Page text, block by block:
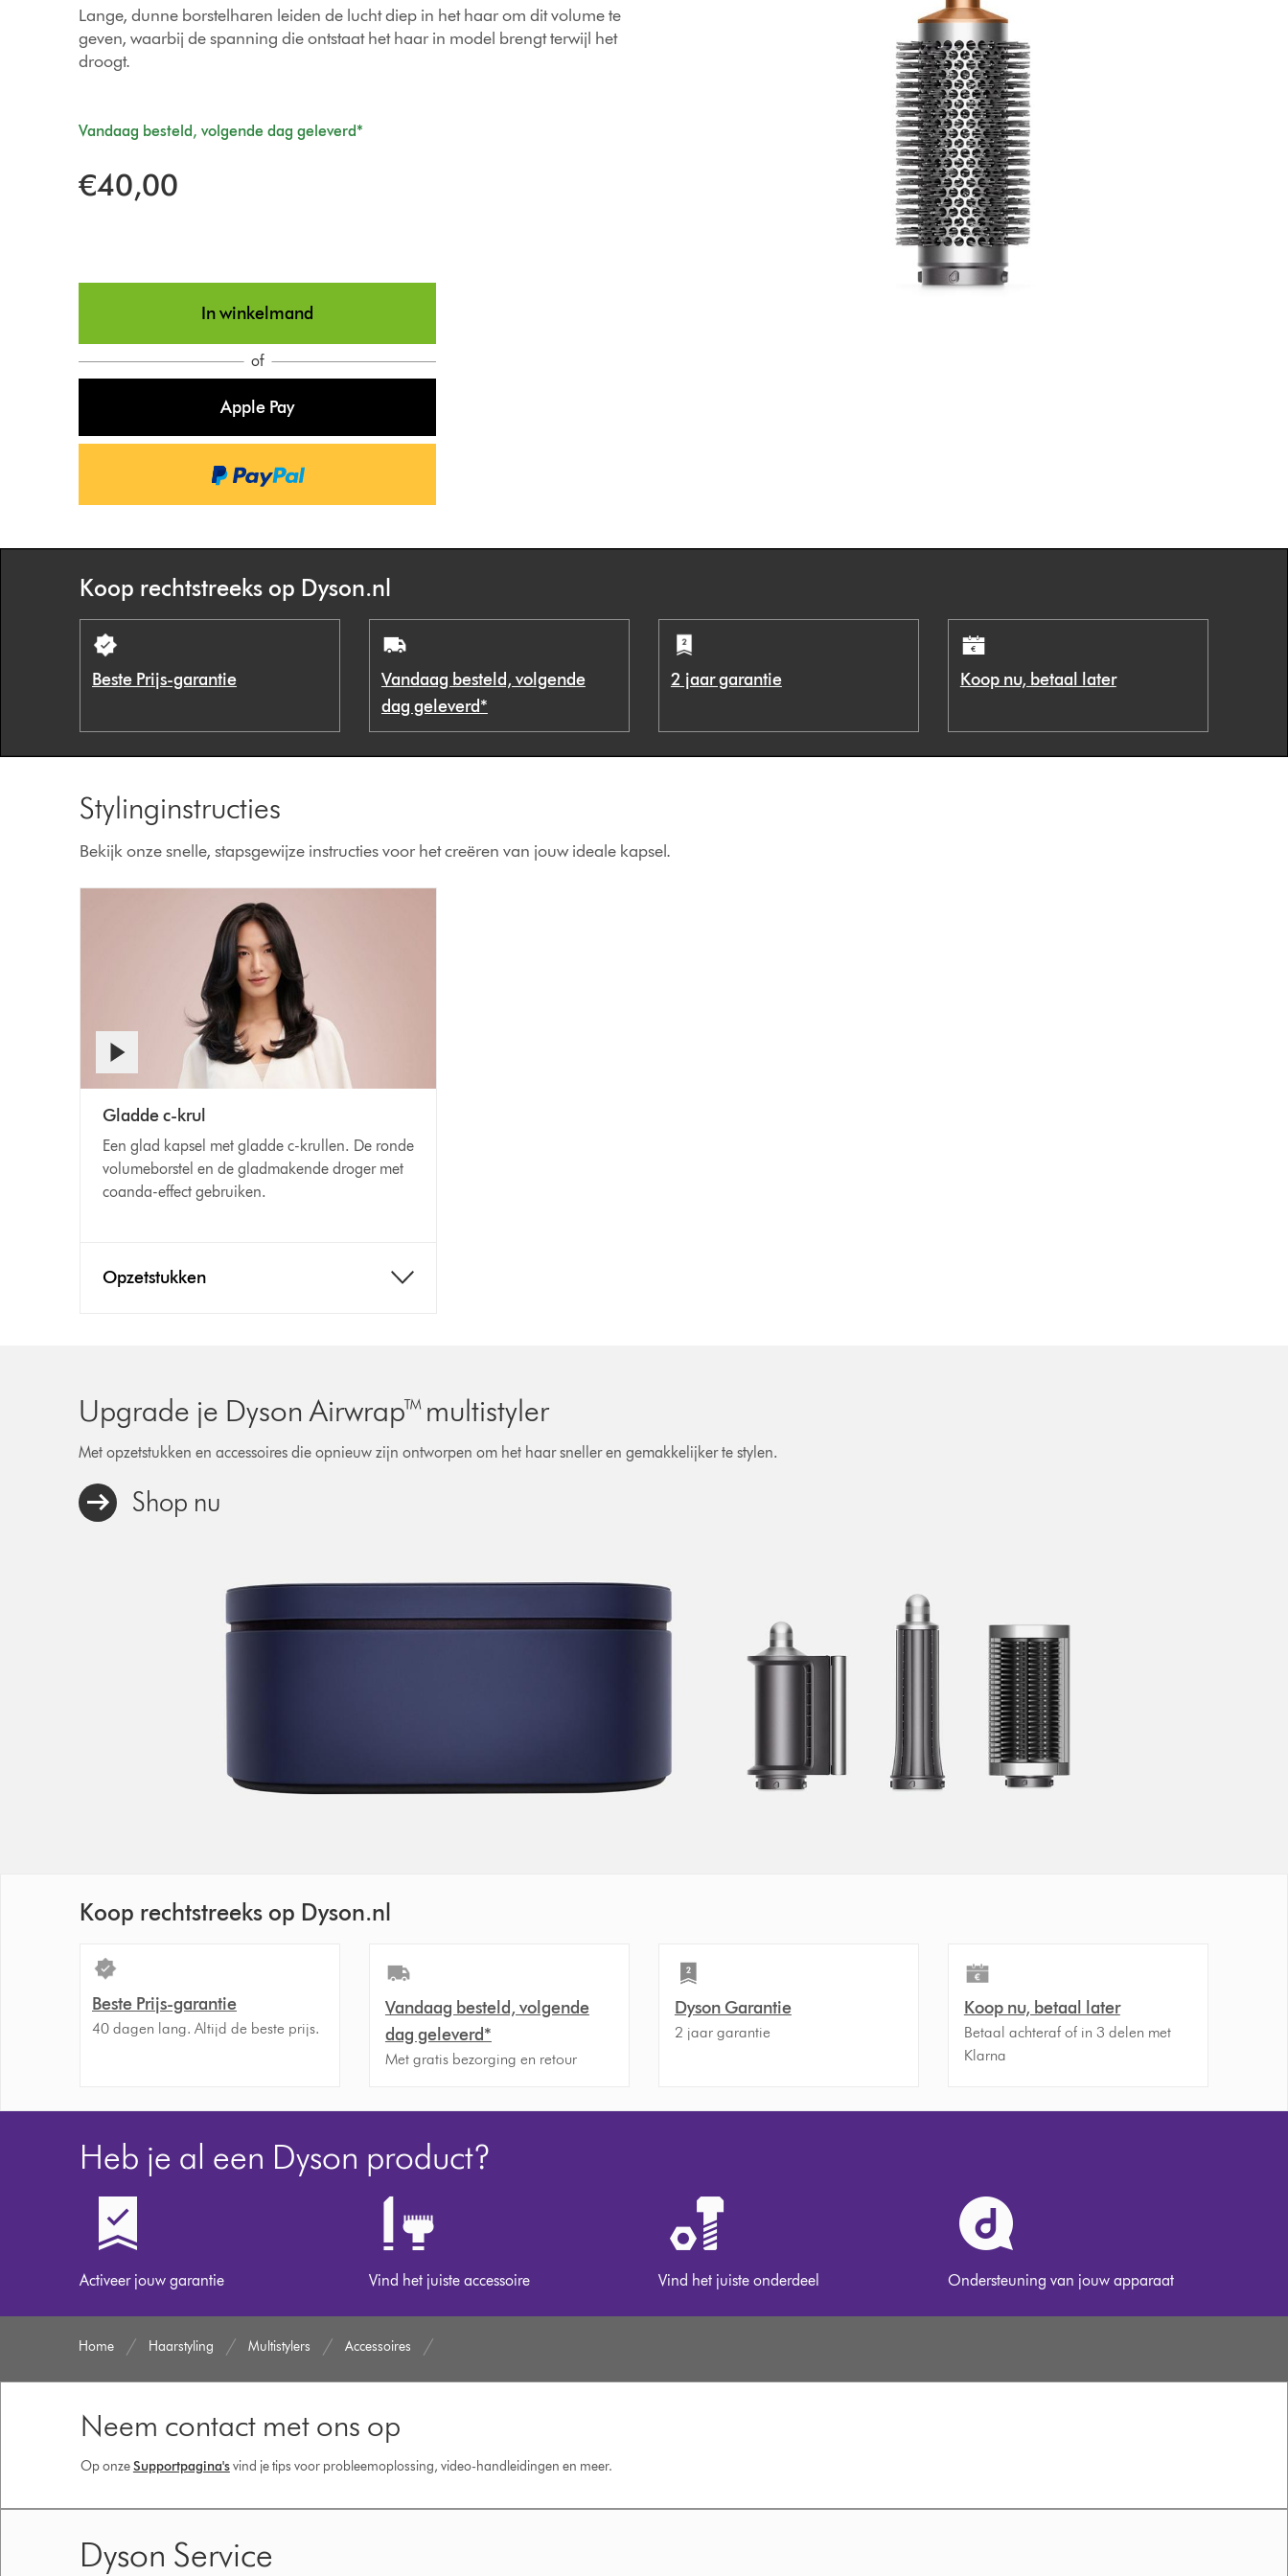
Lange, dunne borstelharen leiden de lucht diep in het haar om dit volume te
geven, waarbij de spanning die ontstaat het haar in model brengt terwijl het
droogt.
Vandaag besteld, volgende dag geleverd*
€40,00
In winkelmand
of
Apple Pay
Koop rechtstreeks op Dyson.nl
Beste Prijs-garantie
Vandaag besteld, volgende
dag geleverd*
2 jaar garantie Koop nu, betaal later
Stylinginstructies
Bekijk onze snelle, stapsgewijze instructies voor het creëren van jouw ideale kapsel.
Transcript
Gladde c-krul
Een glad kapsel met gladde c-krullen. De ronde
volumeborstel en de gladmakende droger met
coanda-effect gebruiken.
Opzetstukken
Upgrade je Dyson Airwrap™ multistyler
Met opzetstukken en accessoires die opnieuw zijn ontworpen om het haar sneller en gemakkelijker te stylen.
Shop nu
Koop rechtstreeks op Dyson.nl
Beste Prijs-garantie
40 dagen lang. Altijd de beste prijs.
Vandaag besteld, volgende
dag geleverd*
Met gratis bezorging en retour
Dyson Garantie
2 jaar garantie
Koop nu, betaal later
Betaal achteraf of in 3 delen met
Klarna
Heb je al een Dyson product?
Activeer jouw garantie Vind het juiste accessoire Vind het juiste onderdeel Ondersteuning van jouw apparaat
Home Haarstyling Multistylers Accessoires
Neem contact met ons op
Op onzeSupportpagina'svind je tips voor probleemoplossing, video-handleidingen en meer.
Dyson Service